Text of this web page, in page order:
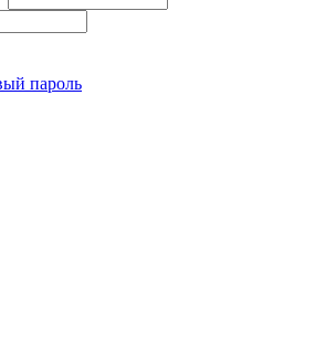
пароль